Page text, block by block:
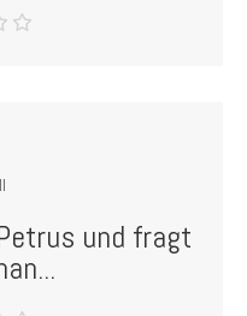
und fragt